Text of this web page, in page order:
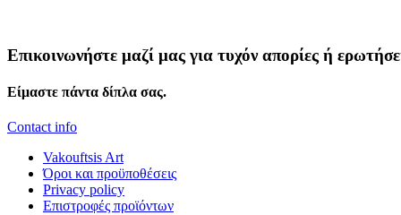
Επικοινωνήστε μαζί μας για τυχόν απορίες ή
Είμαστε πάντα δίπλα σας.
Contact info
Vakouftsis Art
Όροι και προϋποθέσεις
Privacy policy
Επιστροφές προϊόντων